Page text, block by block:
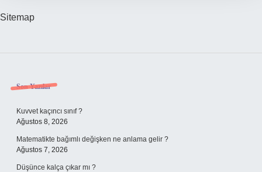
Sitemap
Sidebar
Son Yazılar
Kuvvet kaçıncı sınıf ?
Ağustos 8, 2026
Matematikte bağımlı değişken ne anlama gelir ?
Ağustos 7, 2026
Düşünce kalça çıkar mı ?